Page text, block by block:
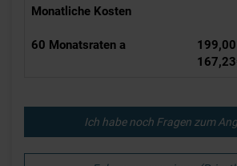
Monatliche Kosten
60 Monatsraten a
Ich habe noch Fragen zum